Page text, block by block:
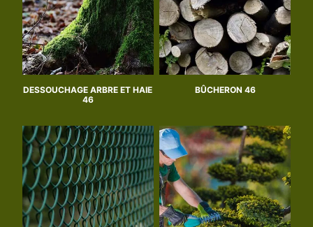
DESSOUCHAGE ARBRE ET HAIE
46
BÛCHERON 46